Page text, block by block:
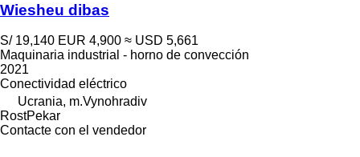
Wiesheu dibas
S/ 19,140 EUR 4,900 ≈ USD 5,661
Maquinaria industrial - horno de convección
2021
Conectividad eléctrico
Ucrania, m.Vynohradiv
RostPekar
Contacte con el vendedor